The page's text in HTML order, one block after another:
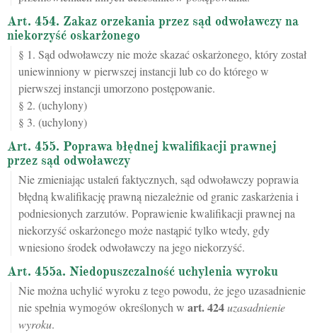
Art. 454. Zakaz orzekania przez sąd odwoławczy na
niekorzyść oskarżonego
§ 1. Sąd odwoławczy nie może skazać oskarżonego, który został
uniewinniony w pierwszej instancji lub co do którego w
pierwszej instancji umorzono postępowanie.
§ 2. (uchylony)
§ 3. (uchylony)
Art. 455. Poprawa błędnej kwalifikacji prawnej
przez sąd odwoławczy
Nie zmieniając ustaleń faktycznych, sąd odwoławczy poprawia
błędną kwalifikację prawną niezależnie od granic zaskarżenia i
podniesionych zarzutów. Poprawienie kwalifikacji prawnej na
niekorzyść oskarżonego może nastąpić tylko wtedy, gdy
wniesiono środek odwoławczy na jego niekorzyść.
Art. 455a. Niedopuszczalność uchylenia wyroku
Nie można uchylić wyroku z tego powodu, że jego uzasadnienie
nie spełnia wymogów określonych w art.424uzasadnienie
wyroku.